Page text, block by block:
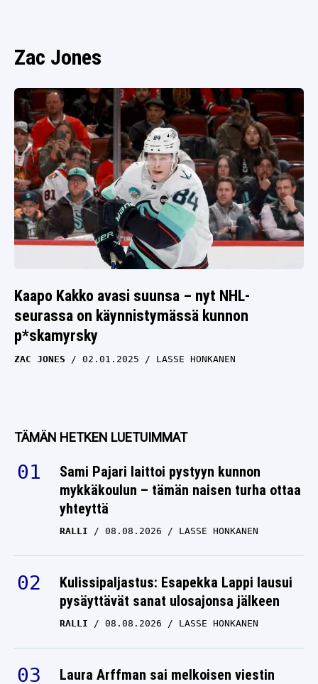
Zac Jones
Kaapo Kakko avasi suunsa – nyt NHL-
seurassa on käynnistymässä kunnon
p*skamyrsky
ZAC JONES 02.01.2025 LASSE HONKANEN
TÄMÄN HETKEN LUETUIMMAT
Sami Pajari laittoi pystyyn kunnon
mykkäkoulun – tämän naisen turha ottaa
yhteyttä
RALLI 08.08.2026 LASSE HONKANEN
Kulissipaljastus: Esapekka Lappi lausui
pysäyttävät sanat ulosajonsa jälkeen
RALLI 08.08.2026 LASSE HONKANEN
Laura Arffman sai melkoisen viestin